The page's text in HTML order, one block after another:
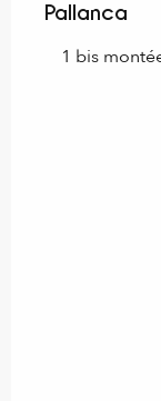
Pallanca
1 bis